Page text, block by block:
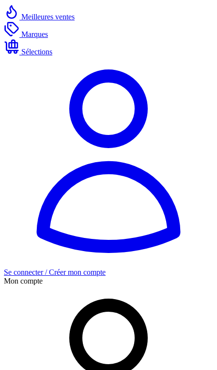
Meilleures ventes
Marques
Sélections
Se connecter / Créer mon compte
Mon compte